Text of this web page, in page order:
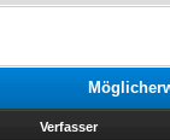
Verfasser